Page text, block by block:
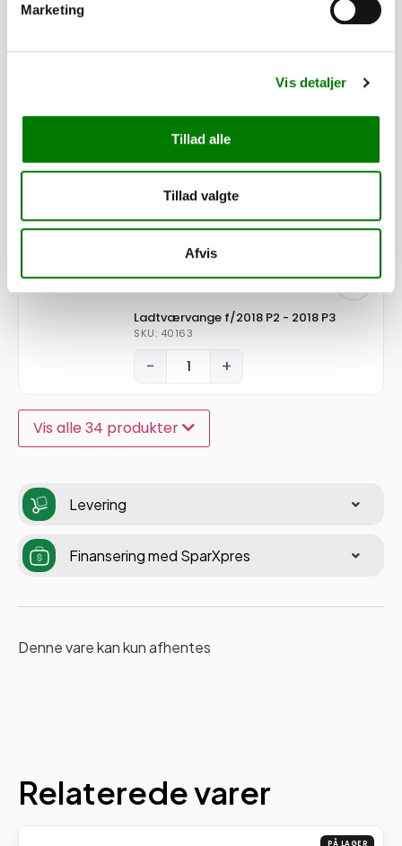
Marketing
Vis detaljer
Tillad alle
Tillad valgte
Afvis
Chassistværvange for 2018 P2/3/4
SKU: 61545
− +
Ladtværvange f/2018 P2 - 2018 P3
SKU: 40163
− +
415,00kr.
Vis alle 34 produkter
Levering
Finansering med SparXpres
Denne vare kan kun afhentes
Relaterede varer